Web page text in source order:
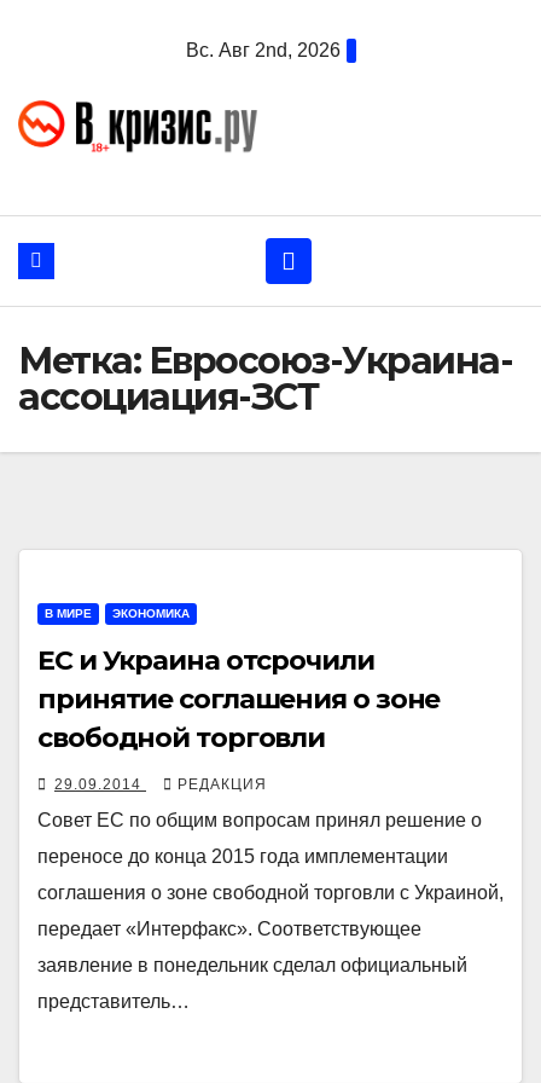
Вс. Авг 2nd, 2026
Метка: Евросоюз-Украина-
ассоциация-ЗСТ
В МИРЕ ЭКОНОМИКА
ЕС и Украина отсрочили
принятие соглашения о зоне
свободной торговли
29.09.2014 РЕДАКЦИЯ
Совет ЕС по общим вопросам принял решение о
переносе до конца 2015 года имплементации
соглашения о зоне свободной торговли c Украиной,
передает «Интерфакс». Соответствующее
заявление в понедельник сделал официальный
представитель…